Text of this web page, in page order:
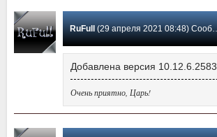
RuFull (29 апреля 2021 08:48) Сообщение #241
Добавлена версия 10.12.6.2583
Очень приятно, Царь!